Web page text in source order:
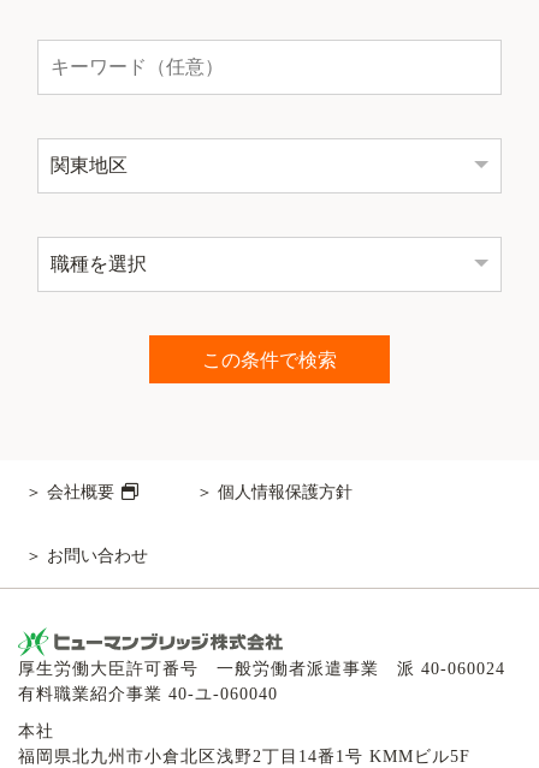
会社概要 個人情報保護方針
お問い合わせ
厚生労働大臣許可番号 一般労働者派遣事業 派 40-060024
有料職業紹介事業 40-ユ-060040
本社
福岡県北九州市小倉北区浅野2丁目14番1号 KMMビル5F